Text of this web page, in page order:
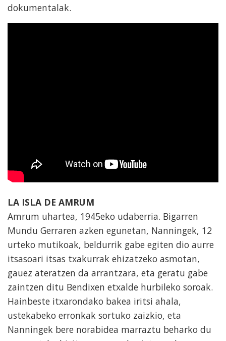
dokumentalak.
LA ISLA DE AMRUM
Amrum uhartea, 1945eko udaberria. Bigarren
Mundu Gerraren azken egunetan, Nanningek, 12
urteko mutikoak, beldurrik gabe egiten dio aurre
itsasoari itsas txakurrak ehizatzeko asmotan,
gauez ateratzen da arrantzara, eta geratu gabe
zaintzen ditu Bendixen etxalde hurbileko soroak.
Hainbeste itxarondako bakea iritsi ahala,
ustekabeko erronkak sortuko zaizkio, eta
Nanningek bere norabidea marraztu beharko du